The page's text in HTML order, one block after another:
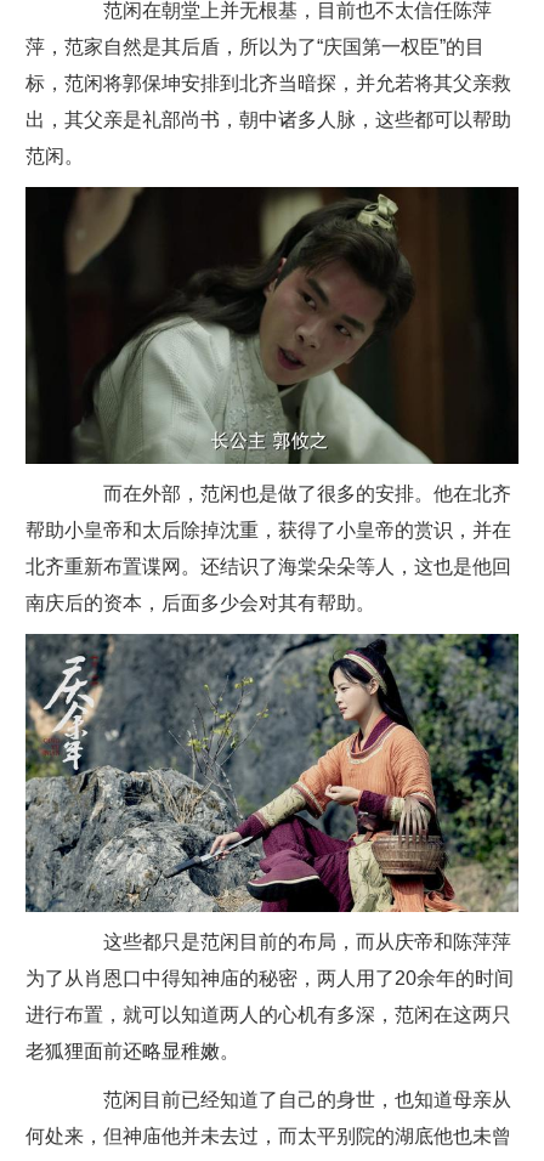
范闲在朝堂上并无根基，目前也不太信任陈萍
萍，范家自然是其后盾，所以为了“庆国第一权臣”的目
标，范闲将郭保坤安排到北齐当暗探，并允若将其父亲救
出，其父亲是礼部尚书，朝中诸多人脉，这些都可以帮助
范闲。
而在外部，范闲也是做了很多的安排。他在北齐
帮助小皇帝和太后除掉沈重，获得了小皇帝的赏识，并在
北齐重新布置谍网。还结识了海棠朵朵等人，这也是他回
南庆后的资本，后面多少会对其有帮助。
这些都只是范闲目前的布局，而从庆帝和陈萍萍
为了从肖恩口中得知神庙的秘密，两人用了20余年的时间
进行布置，就可以知道两人的心机有多深，范闲在这两只
老狐狸面前还略显稚嫩。
范闲目前已经知道了自己的身世，也知道母亲从
何处来，但神庙他并未去过，而太平别院的湖底他也未曾